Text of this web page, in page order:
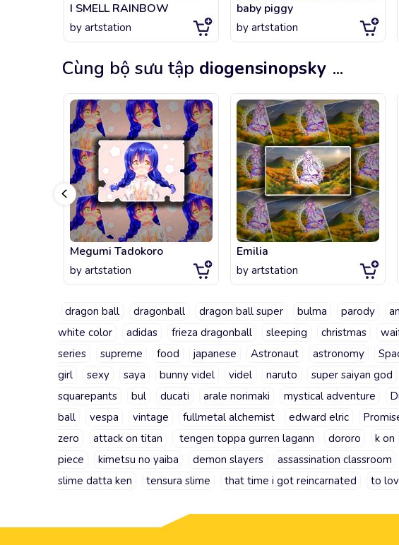
I SMELL RAINBOW
by artstation
baby piggy
by artstation
Cùng bộ sưu tập diogensinopsky ...
Megumi Tadokoro
by artstation
Emilia
by artstation
dragon ball dragonball dragon ball super bulma parody
white color
adidas frieza dragonball sleeping christmas
series
supreme food japanese Astronaut astronomy
girl
sexy saya bunny videl videl naruto super saiyan god
squarepants
bul ducati arale norimaki mystical adventure
ball
vespa vintage fullmetal alchemist edward elric
zero
attack on titan tengen toppa gurren lagann dororo k on
piece
kimetsu no yaiba demon slayers assassination classroom
slime datta ken
tensura slime that time i got reincarnated to